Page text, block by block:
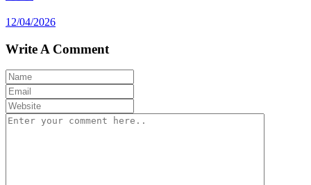
12/04/2026
Write A Comment